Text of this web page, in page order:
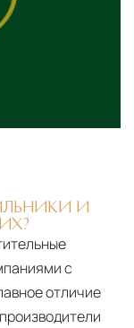
И
с
отличие